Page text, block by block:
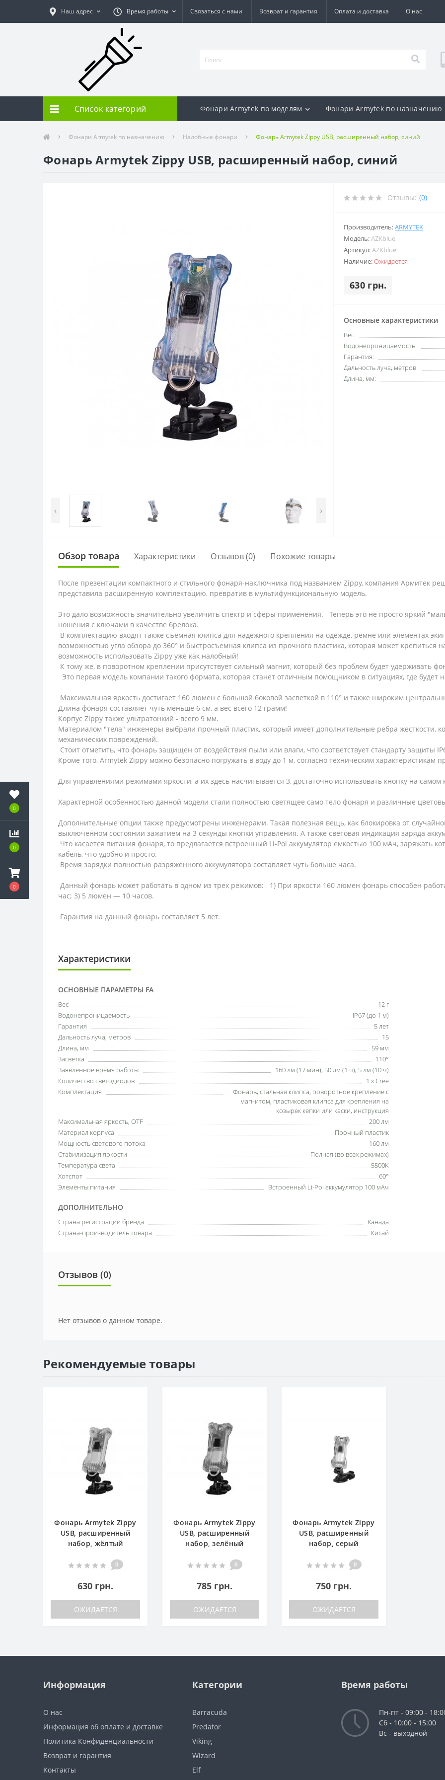
0
0
0
Наш адрес Время работы Связаться с нами Возврат и гарантия Оплата и доставка О нас
Список категорий Фонари Armytek по моделям Фонари Armytek по назначению
Фонари Armytek по назначению Налобные фонари Фонарь Armytek Zippy USB, расширенный набор, синий
Фонарь Armytek Zippy USB, расширенный набор, синий
‹ ›
Отзывы: (0)
Производитель:ARMYTEK
Модель:AZKblue
Артикул:AZKblue
Наличие:Ожидается
630 грн.
Основные характеристики
Вес:
Водонепроницаемость:
Гарантия:
Дальность луча, метров:
Длина, мм:
Обзор товара Характеристики Отзывов (0) Похожие товары
После презентации компактного и стильного фонаря-наключника под названием Zippy, компания Армитек
представила расширенную комплектацию, превратив в мультифункциональную модель.
Это дало возможность значительно увеличить спектр и сферы применения. Теперь это не просто яркий
ношения с ключами в качестве брелока.
В комплектацию входят также съемная клипса для надежного крепления на одежде, ремне или элементах
возможностью угла обзора до 360° и быстросъемная клипса из прочного пластика, которая может крепиться
возможность использовать Zippy уже как налобный!
К тому же, в поворотном креплении присутствует сильный магнит, который без проблем будет удерживать
Это первая модель компании такого формата, которая станет отличным помощником в ситуациях, где будет
Максимальная яркость достигает 160 люмен с большой боковой засветкой в 110° и также широким
Длина фонаря составляет чуть меньше 6 см, а вес всего 12 грамм!
Корпус Zippy также ультратонкий - всего 9 мм.
Материалом "тела" инженеры выбрали прочный пластик, который имеет дополнительные ребра жесткости,
механических повреждений.
Стоит отметить, что фонарь защищен от воздействия пыли или влаги, что соответствует стандарту защиты
Кроме того, Armytek Zippy можно безопасно погружать в воду до 1 м, согласно техническим характеристикам
Для управлениями режимами яркости, а их здесь насчитывается 3, достаточно использовать кнопку на
Характерной особенностью данной модели стали полностью светящее само тело фонаря и различные
Дополнительные опции также предусмотрены инженерами. Такая полезная вещь, как блокировка от
выключенном состоянии зажатием на 3 секунды кнопки управления. А также световая индикация заряда
Что касается питания фонаря, то предлагается встроенный Li-Pol аккумулятор емкостью 100 мАч, заряжать
кабель, что удобно и просто.
Время зарядки полностью разряженного аккумулятора составляет чуть больше часа.
Данный фонарь может работать в одном из трех режимов: 1) При яркости 160 люмен фонарь способен
час; 3) 5 люмен — 10 часов.
Гарантия на данный фонарь составляет 5 лет.
Характеристики
ОСНОВНЫЕ ПАРАМЕТРЫ FA
Вес
12 г
Водонепроницаемость
IP67 (до 1 м)
Гарантия
5 лет
Дальность луча, метров
15
Длина, мм
59 мм
Засветка
110°
Заявленное время работы
160 лм (17 мин), 50 лм (1 ч), 5 лм (10 ч)
Количество светодиодов
1 x Cree
Комплектация
Фонарь, стальная клипса, поворотное крепление с
магнитом, пластиковая клипса для крепления на
козырек кепки или каски, инструкция
Максимальная яркость, OTF
200 лм
Материал корпуса
Прочный пластик
Мощность светового потока
160 лм
Стабилизация яркости
Полная (во всех режимах)
Температура света
5500K
Хотспот
60°
Элементы питания
Встроенный Li-Pol аккумулятор 100 мАч
ДОПОЛНИТЕЛЬНО
Страна регистрации бренда
Канада
Страна-производитель товара
Китай
Отзывов (0)
Нет отзывов о данном товаре.
Рекомендуемые товары
Фонарь Armytek Zippy
USB, расширенный
набор, жёлтый
0
630 грн.
ОЖИДАЕТСЯ
Фонарь Armytek Zippy
USB, расширенный
набор, зелёный
0
785 грн.
ОЖИДАЕТСЯ
Фонарь Armytek Zippy
USB, расширенный
набор, серый
0
750 грн.
ОЖИДАЕТСЯ
Информация
О нас
Информация об оплате и доставке
Политика Конфиденциальности
Возврат и гарантия
Контакты
Категории
Barracuda
Predator
Viking
Wizard
Elf
Время работы
Пн-пт - 09:00 -
Сб - 10:00 - 15:00
Вс - выходной